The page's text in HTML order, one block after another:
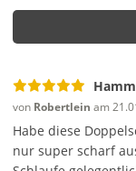
von Robertlein am
Habe diese
nur super scharf